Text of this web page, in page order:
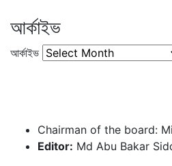
আর্কাইভ
আর্কাইভ
Chairman of the board:
Editor: Md Abu Bakar